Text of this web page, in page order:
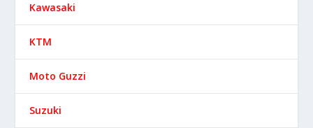
Kawasaki
KTM
Moto Guzzi
Suzuki